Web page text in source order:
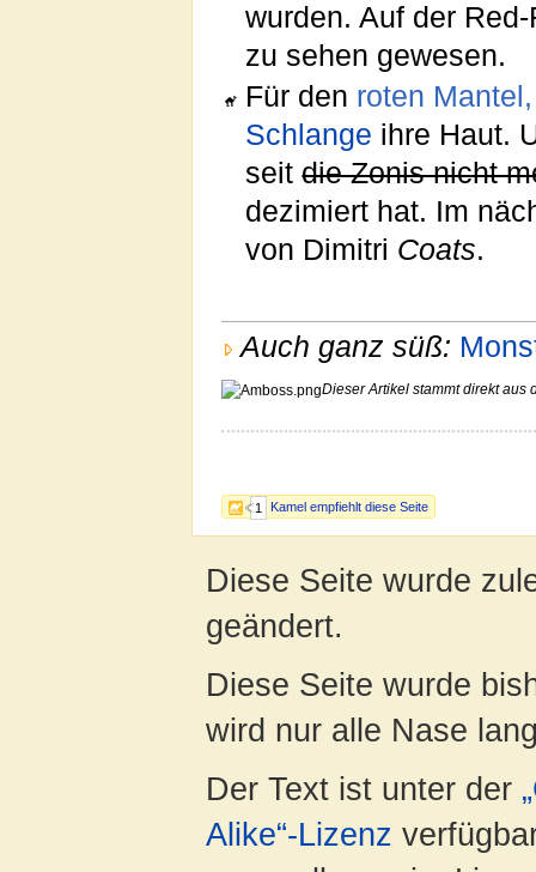
1 Kamel empfiehlt diese Seite
wurden. Auf der
zu sehen gewesen.
Für den roten
Schlange ihre Haut.
seitdie Zonis nicht
dezimiert hat. Im
von Dimitri Coats.
Auch ganz süß:
Dieser Artikel stammt direkt aus
Diese Seite wurde
geändert.
Diese Seite wurde
wird nur alle Nase
Der Text ist unter der
Alike“-Lizenz